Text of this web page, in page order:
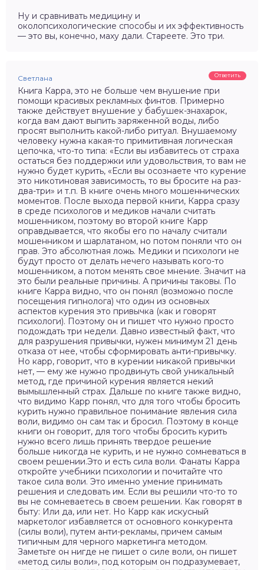
Ну и сравнивать медицину и
околопсихологические способы и их эффективность
— это вы, конечно, маху дали. Стареете. Это три.
Светлана Ответить
Книга Карра, это не больше чем внушение при
помощи красивых рекламных финтов. Примерно
также действует внушение у бабушек-знахарок,
когда вам дают выпить заряженной воды, либо
просят выполнить какой-либо ритуал. Внушаемому
человеку нужна какая-то примитивная логическая
цепочка, что-то типа: «Если вы избавитесь от страха
остаться без поддержки или удовольствия, то вам не
нужно будет курить, «Если вы осознаете что курение
это никотиновая зависимость, то вы бросите на раз-
два-три» и т.п. В книге очень много мошеннических
моментов. После выхода первой книги, Карра сразу
в среде психологов и медиков начали считать
мошенником, поэтому во второй книге Карр
оправдывается, что якобы его по началу считали
мошенником и шарлатаном, но потом поняли что он
прав. Это абсолютная ложь. Медики и психологи не
будут просто от делать нечего называть кого-то
мошенником, а потом менять свое мнение. Значит на
это были реальные причины. А причины таковы. По
книге Карра видно, что он понял (возможно после
посещения гипнолога) что один из основных
аспектов курения это привычка (как и говорят
психологи). Поэтому он и пишет что нужно просто
подождать три недели. Давно известный факт, что
для разрушения привычки, нужен минимум 21 день
отказа от нее, чтобы сформировать анти-привычку.
Но карр, говорит, что в курении никакой привычки
нет, — ему же нужно продвинуть свой уникальный
метод, где причиной курения является некий
вымышленный страх. Дальше по книге также видно,
что видимо Карр понял, что для того чтобы бросить
курить нужно правильное понимание явления сила
воли, видимо он сам так и бросил. Поэтому в конце
книги он говорит, для того чтобы бросить курить
нужно всего лишь принять твердое решение
больше никогда не курить, и не нужно сомневаться в
своем решении.Это и есть сила воли. Фанаты Карра
откройте учебники психологии и почитайте что
такое сила воли. Это именно умение принимать
решения и следовать им. Если вы решили что-то то
вы не сомневаетесь в своем решении. Как говорят в
быту: Или да, или нет. Но Карр как искусный
маркетолог избавляется от основного конкурента
(силы воли), путем анти-рекламы, причем самым
типичным для черного маркетинга методом.
Заметьте он нигде не пишет о силе воли, он пишет
«метод силы воли», под которым он подразумевает,